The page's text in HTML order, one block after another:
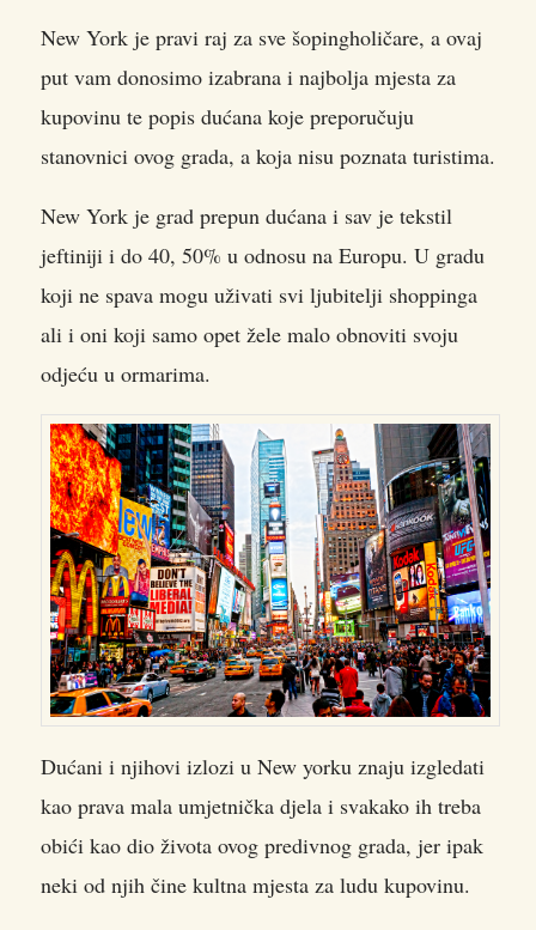
New York je pravi raj za sve šopingholičare, a ovaj
put vam donosimo izabrana i najbolja mjesta za
kupovinu te popis dućana koje preporučuju
stanovnici ovog grada, a koja nisu poznata turistima.
New York je grad prepun dućana i sav je tekstil
jeftiniji i do 40, 50% u odnosu na Europu. U gradu
koji ne spava mogu uživati svi ljubitelji shoppinga
ali i oni koji samo opet žele malo obnoviti svoju
odjeću u ormarima.
Dućani i njihovi izlozi u New yorku znaju izgledati
kao prava mala umjetnička djela i svakako ih treba
obići kao dio života ovog predivnog grada, jer ipak
neki od njih čine kultna mjesta za ludu kupovinu.